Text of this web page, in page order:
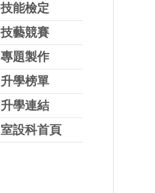
技能檢定
技藝競賽
專題製作
升學榜單
升學連結
室設科首頁